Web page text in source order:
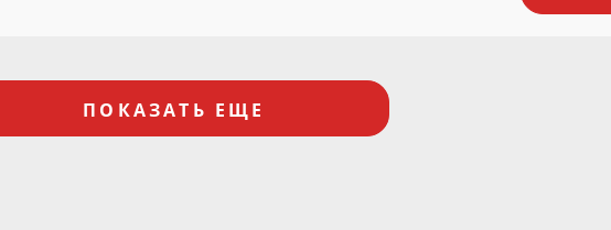
ПОКАЗАТЬ ЕЩЕ